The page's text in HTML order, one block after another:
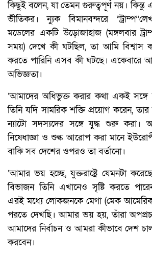
কিছুই বলেন, যা তেমন গুরুত্বপূর্ণ নয়। কিন্তু
ভীতিকর। ন্যুক বিমানবন্দরে
মডেলের একটি উড়োজাহাজ (মঙ্গলবার
সময়) দেখে কী ঘটছিল, তা আমি বিশ্বাস
করতে পারিনি এসব কী ঘটছে। একেবারে
অভিজ্ঞতা।
‘আমাদের অধিভুক্ত করার কথা একই
তিনি যদি সামরিক শক্তি প্রয়োগ করেন, তার
ন্যাটো সদস্যদের সঙ্গে যুদ্ধ শুরু করা।
নিষেধাজ্ঞা ও শুল্ক আরোপ করা মানে
বাকি সব দেশের ওপরও তা বর্তানো।
‘আমার ভয় হচ্ছে, যুক্তরাষ্ট্রে যেমনটা
বিভাজন তিনি এখানেও সৃষ্টি করতে
এরই মধ্যে লোকজনকে মেগা (মেক
পরতে দেখছি। আমার ভয় হয়, তাঁরা
আমাদের নির্বাচন ও আমরা কীভাবে দেশ
করবেন।